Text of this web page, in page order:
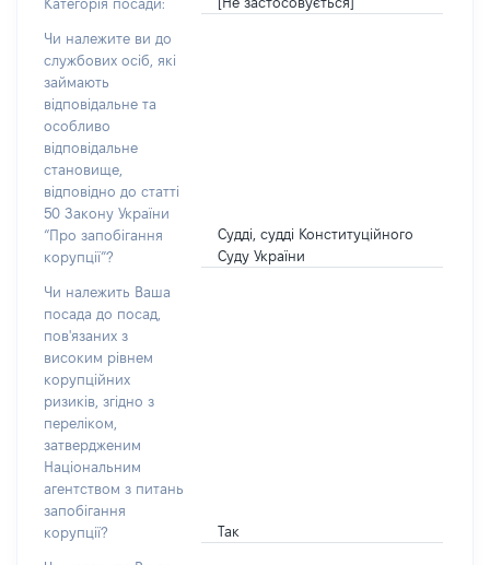
Категорія посади:
Чи належите ви до
службових осіб, які
займають
відповідальне та
особливо
відповідальне
становище,
відповідно до статті
50 Закону України
“Про запобігання
корупції”?
Судді, судді Конституційного
Суду України
Чи належить Ваша
посада до посад,
пов'язаних з
високим рівнем
корупційних
ризиків, згідно з
переліком,
затвердженим
Національним
агентством з питань
запобігання
корупції?
Так